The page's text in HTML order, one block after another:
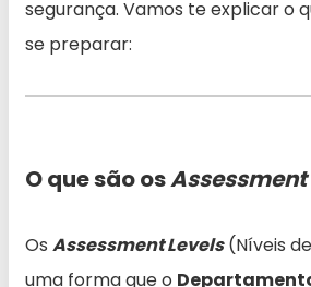
segurança. Vamos te explicar o
se preparar:
O que são osAssessment
Os Assessment Levels(Níveis
uma forma que o